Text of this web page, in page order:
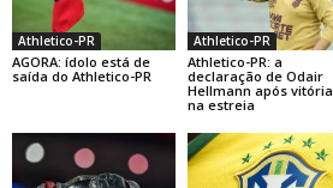
Athletico-PR
AGORA: ídolo está de
saída do Athletico-PR
Athletico-PR
Athletico-PR: a
declaração de Odair
Hellmann após vitória
na estreia